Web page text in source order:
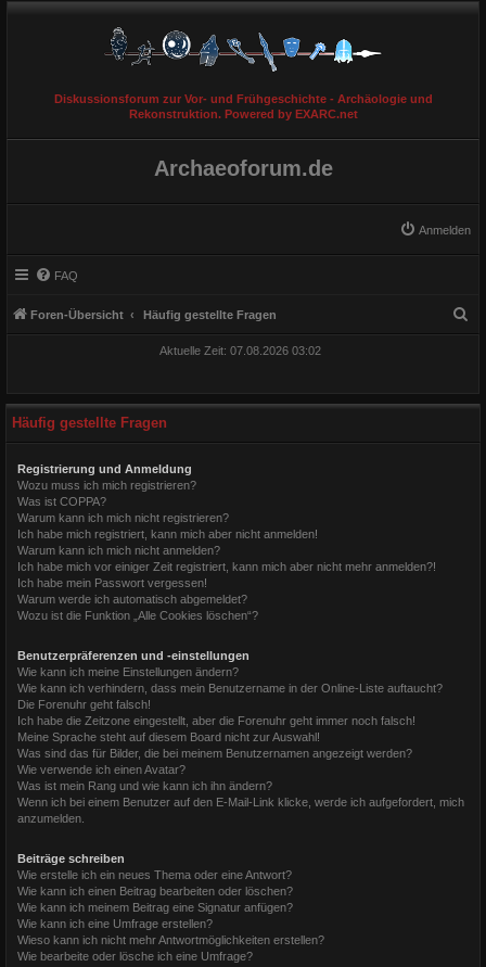
Diskussionsforum zur Vor- und Frühgeschichte - Archäologie und
Rekonstruktion. Powered by EXARC.net
Archaeoforum.de
Anmelden
FAQ
Foren-Übersicht Häufig gestellte Fragen
Aktuelle Zeit: 07.08.2026 03:02
Häufig gestellte Fragen
Registrierung und Anmeldung
Wozu muss ich mich registrieren?
Was ist COPPA?
Warum kann ich mich nicht registrieren?
Ich habe mich registriert, kann mich aber nicht anmelden!
Warum kann ich mich nicht anmelden?
Ich habe mich vor einiger Zeit registriert, kann mich aber nicht mehr anmelden?!
Ich habe mein Passwort vergessen!
Warum werde ich automatisch abgemeldet?
Wozu ist die Funktion „Alle Cookies löschen“?
Benutzerpräferenzen und -einstellungen
Wie kann ich meine Einstellungen ändern?
Wie kann ich verhindern, dass mein Benutzername in der Online-Liste auftaucht?
Die Forenuhr geht falsch!
Ich habe die Zeitzone eingestellt, aber die Forenuhr geht immer noch falsch!
Meine Sprache steht auf diesem Board nicht zur Auswahl!
Was sind das für Bilder, die bei meinem Benutzernamen angezeigt werden?
Wie verwende ich einen Avatar?
Was ist mein Rang und wie kann ich ihn ändern?
Wenn ich bei einem Benutzer auf den E-Mail-Link klicke, werde ich aufgefordert, mich
anzumelden.
Beiträge schreiben
Wie erstelle ich ein neues Thema oder eine Antwort?
Wie kann ich einen Beitrag bearbeiten oder löschen?
Wie kann ich meinem Beitrag eine Signatur anfügen?
Wie kann ich eine Umfrage erstellen?
Wieso kann ich nicht mehr Antwortmöglichkeiten erstellen?
Wie bearbeite oder lösche ich eine Umfrage?